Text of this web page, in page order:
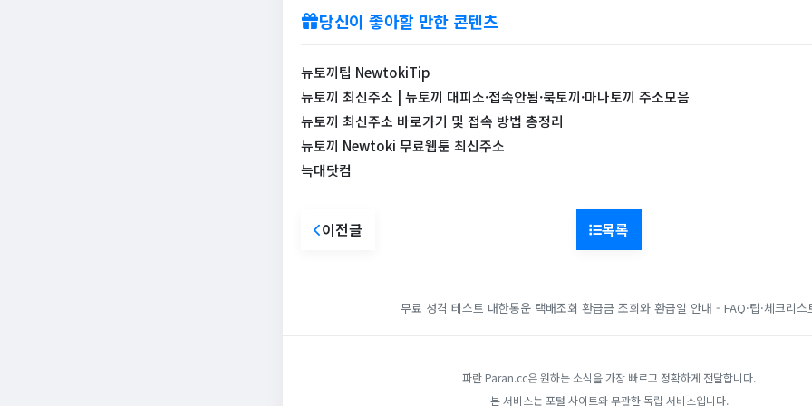
당신이 좋아할 만한 콘텐츠
뉴토끼팁 NewtokiTip
뉴토끼 최신주소 | 뉴토끼 대피소·접속안됨·북토끼·마나토끼 주소모음
뉴토끼 최신주소 바로가기 및 접속 방법 총정리
뉴토끼 Newtoki 무료웹툰 최신주소
늑대닷컴
이전글 목록
무료 성격 테스트 대한통운 택배조회 환급금 조회와 환급일 안내 - FAQ·팁·체크리스
파란 Paran.cc은 원하는 소식을 가장 빠르고 정확하게 전달합니다.
본 서비스는 포털 사이트와 무관한 독립 서비스입니다.